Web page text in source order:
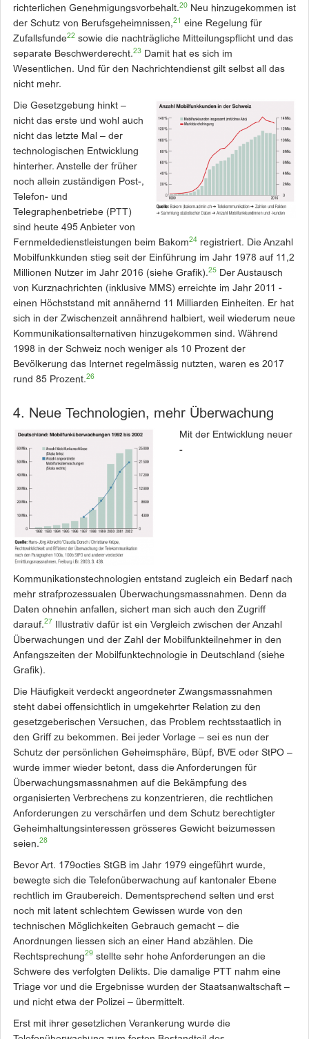
richterlichen Genehmigungsvorbehalt.20 Neu hinzugekommen ist
der Schutz von Berufsgeheimnissen,21
eine Regelung für
Zufallsfunde22 sowie die nachträgliche Mitteilungspflicht und das
separate Beschwerderecht.23 Damit hat es sich im
Wesentlichen. Und für den Nachrichtendienst gilt selbst all das
nicht mehr.
Die Gesetzgebung hinkt –
nicht das erste und wohl auch
nicht das letzte Mal – der
technologischen Entwicklung
hinterher. Anstelle der früher
noch allein zuständigen Post-,
Telefon- und
Telegraphenbetriebe (PTT)
sind heute 495 Anbieter von
Fernmeldedienstleistungen beim Bakom24 registriert. Die Anzahl
Mobilfunkkunden stieg seit der Einführung im Jahr 1978 auf 11,2
Millionen Nutzer im Jahr 2016 (siehe Grafik).25 Der Austausch
von Kurznachrichten (inklusive MMS) erreichte im Jahr 2011 ­
einen Höchststand mit annähernd 11 Milliarden Einheiten. Er hat
sich in der Zwischenzeit annährend halbiert, weil wiederum neue
Kommunikationsalternativen hinzugekommen sind. Während
1998 in der Schweiz noch weniger als 10 Prozent der
Bevölkerung das Internet regelmässig nutzten, waren es 2017
rund 85 Prozent.26
4. Neue Technologien, mehr Überwachung
Mit der Entwicklung neuer
­
Kommunikationstechnologien entstand zugleich ein Bedarf nach
mehr strafprozessualen Überwachungsmassnahmen. Denn da
Daten ohnehin anfallen, sichert man sich auch den Zugriff
darauf.27
Illustrativ dafür ist ein Vergleich zwischen der Anzahl
Überwachungen und der Zahl der Mobilfunkteilnehmer in den
Anfangszeiten der Mobilfunktechnologie in Deutschland (siehe
Grafik).
Die Häufigkeit verdeckt angeordneter Zwangsmassnahmen
steht dabei offensichtlich in umgekehrter Relation zu den
gesetzgeberischen Versuchen, das Pro­blem rechtsstaatlich in
den Griff zu bekommen. Bei jeder Vorlage – sei es nun der
Schutz der persönlichen Geheimsphäre, Büpf, BVE oder StPO –
wurde immer wieder betont, dass die Anforderungen für
Überwachungsmassnahmen auf die Bekämpfung des
organisierten Verbrechens zu konzentrieren, die rechtlichen
Anforderungen zu verschärfen und dem Schutz berechtigter
Geheimhaltungsinteressen grösseres Gewicht beizumessen
seien.28
Bevor Art. 179octies StGB im Jahr 1979 eingeführt wurde,
bewegte sich die Telefonüber­wachung auf kantonaler Ebene
rechtlich im Graubereich. Dementsprechend selten und erst
noch mit latent schlechtem Gewissen wurde von den
technischen Möglichkeiten Gebrauch gemacht – die
Anordnungen liessen sich an einer Hand abzählen. Die
Rechtsprechung29 stellte sehr hohe Anforderungen an die
Schwere des verfolgten Delikts. Die damalige PTT nahm eine
Triage vor und die Ergebnisse wurden der Staatsanwaltschaft –
und nicht etwa der Polizei – übermittelt.
Erst mit ihrer gesetzlichen Verankerung wurde die